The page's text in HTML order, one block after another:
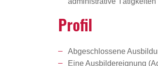
Profil
Abgeschlossene
Eine Ausbildereignung